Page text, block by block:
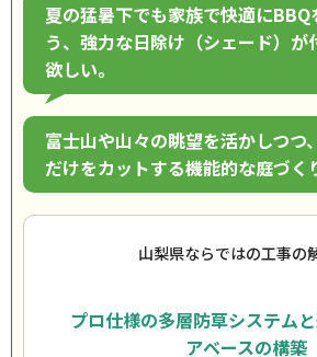
夏の猛暑下でも家族で快適にBBQ
う、強力な日除け（シェード）が
欲しい。
富士山や山々の眺望を活かしつつ
だけをカットする機能的な庭づく
山梨県ならではの工事の
プロ仕様の多層防草システム
アベースの構築